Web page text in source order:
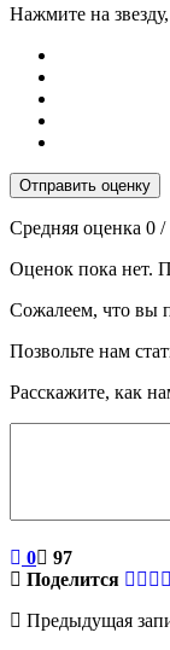
Нажмите на
Отправить оценку
Средняя оценка 0 /
Оценок пока нет.
Сожалеем, что вы
Позвольте нам
Расскажите, как
0
97
Поделится
Предыдущая